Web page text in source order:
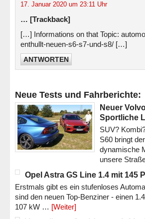
17. Januar 2020 um 23:11 Uhr
… [Trackback]
[…] Informations on that Topic:
enthullt-neuen-s6-s7-und-s8/ […]
ANTWORTEN
Neue Tests und Fahrberichte:
Neuer
Sportliche
SUV?
S60 bringt
dynamische
unsere
Opel Astra GS Line 1.4 mit 145
Erstmals gibt es ein stufenloses
sind den neuen Top-Benziner - einen
107 kW … [Weiter]